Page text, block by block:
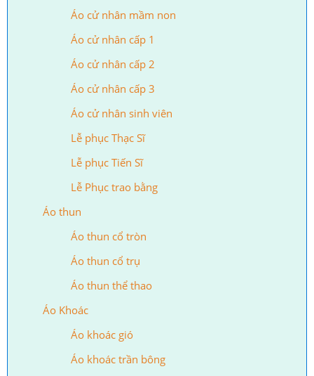
Áo cử nhân mầm non
Áo cử nhân cấp 1
Áo cử nhân cấp 2
Áo cử nhân cấp 3
Áo cử nhân sinh viên
Lễ phục Thạc Sĩ
Lễ phục Tiến Sĩ
Lễ Phục trao bằng
Áo thun
Áo thun cổ tròn
Áo thun cổ trụ
Áo thun thể thao
Áo Khoác
Áo khoác gió
Áo khoác trần bông